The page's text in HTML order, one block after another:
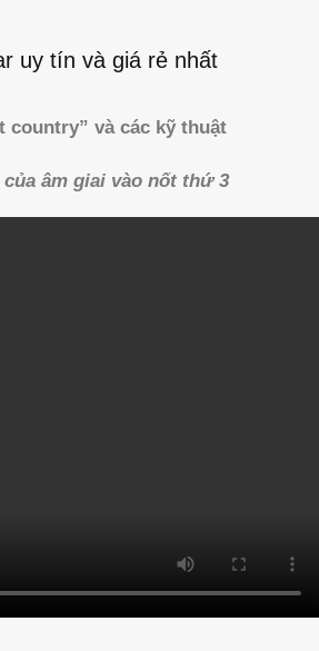
uy tín và giá rẻ nhất
country” và các kỹ thuật
âm giai vào nốt thứ 3